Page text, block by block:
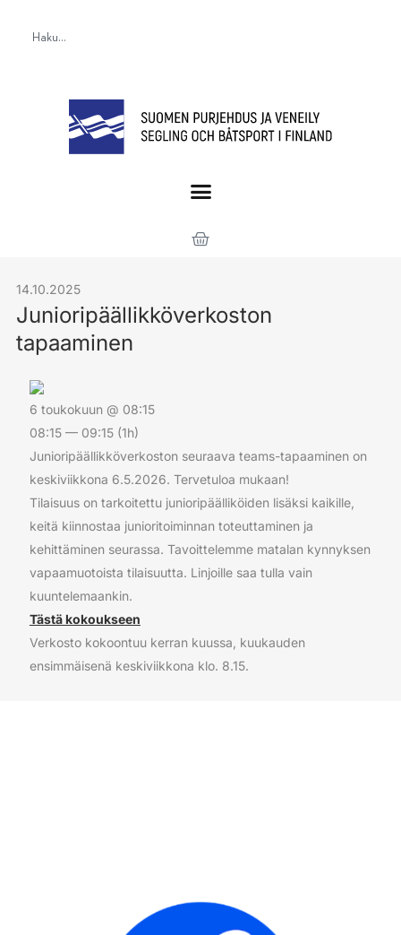
14.10.2025
Junioripäällikköverkoston
tapaaminen
Junioripäällikköverkoston seuraava teams-tapaaminen on
keskiviikkona 6.5.2026. Tervetuloa mukaan!
Tilaisuus on tarkoitettu junioripäälliköiden lisäksi kaikille,
keitä kiinnostaa junioritoiminnan toteuttaminen ja
kehittäminen seurassa. Tavoittelemme matalan kynnyksen
vapaamuotoista tilaisuutta. Linjoille saa tulla vain
kuuntelemaankin.
Tästä kokoukseen
Verkosto kokoontuu kerran kuussa, kuukauden
ensimmäisenä keskiviikkona klo. 8.15.
6 toukokuun @ 08:15
08:15 — 09:15 (1h)